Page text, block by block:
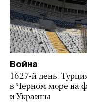
Война
1627-й день.
в Черном море на
и Украины